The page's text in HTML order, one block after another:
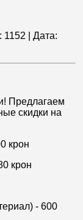
1152
Дата:
Предлагаем
скидки на
крон
крон
- 600